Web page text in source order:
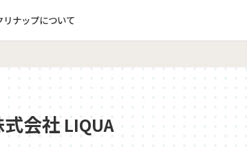
リナップについて
会社 LIQUA